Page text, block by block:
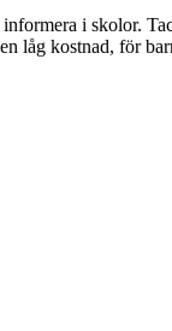
i skolor.
låg kostnad, för